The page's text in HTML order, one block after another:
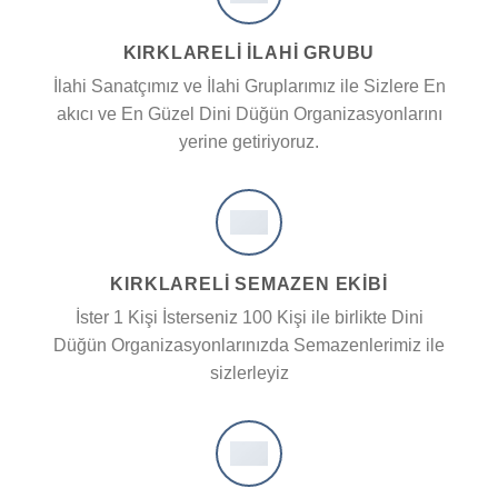
KIRKLARELİ İLAHİ GRUBU
İlahi Sanatçımız ve İlahi Gruplarımız ile Sizlere En
akıcı ve En Güzel Dini Düğün Organizasyonlarını
yerine getiriyoruz.
KIRKLARELİ SEMAZEN EKIBI
İster 1 Kişi İsterseniz 100 Kişi ile birlikte Dini
Düğün Organizasyonlarınızda Semazenlerimiz ile
sizlerleyiz